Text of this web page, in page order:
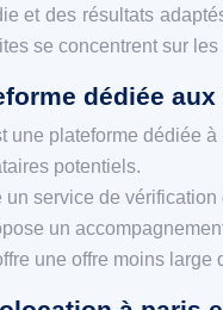
et des résultats
se concentrent sur
dédiée
une plateforme dédiée
potentiels.
service de
un
une offre moins